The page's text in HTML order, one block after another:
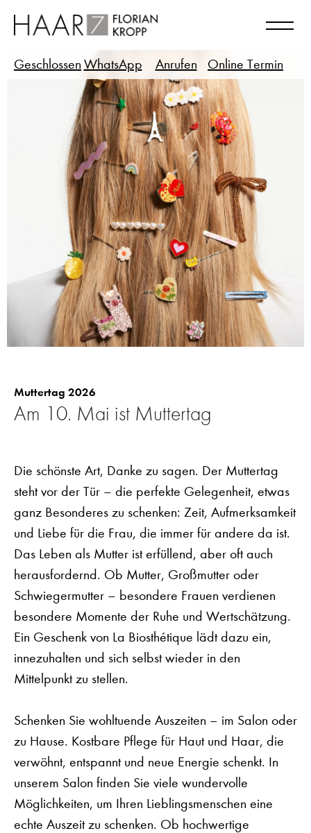
Geschlossen WhatsApp Anrufen Online Termin
Muttertag 2026
Am 10. Mai ist Muttertag
Die schönste Art, Danke zu sagen. Der Muttertag
steht vor der Tür – die perfekte Gelegenheit, etwas
ganz Besonderes zu schenken: Zeit, Aufmerksamkeit
und Liebe für die Frau, die immer für andere da ist.
Das Leben als Mutter ist erfüllend, aber oft auch
herausfordernd. Ob Mutter, Großmutter oder
Schwiegermutter – besondere Frauen verdienen
besondere Momente der Ruhe und Wertschätzung.
Ein Geschenk von La Biosthétique lädt dazu ein,
innezuhalten und sich selbst wieder in den
Mittelpunkt zu stellen.
Schenken Sie wohltuende Auszeiten – im Salon oder
zu Hause. Kostbare Pflege für Haut und Haar, die
verwöhnt, entspannt und neue Energie schenkt. In
unserem Salon finden Sie viele wundervolle
Möglichkeiten, um Ihren Lieblingsmenschen eine
echte Auszeit zu schenken. Ob hochwertige